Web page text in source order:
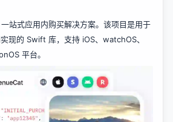
一站式应用内购买解决方案。该项目是用于
现的 Swift 库，支持 iOS、watchOS、
平台。